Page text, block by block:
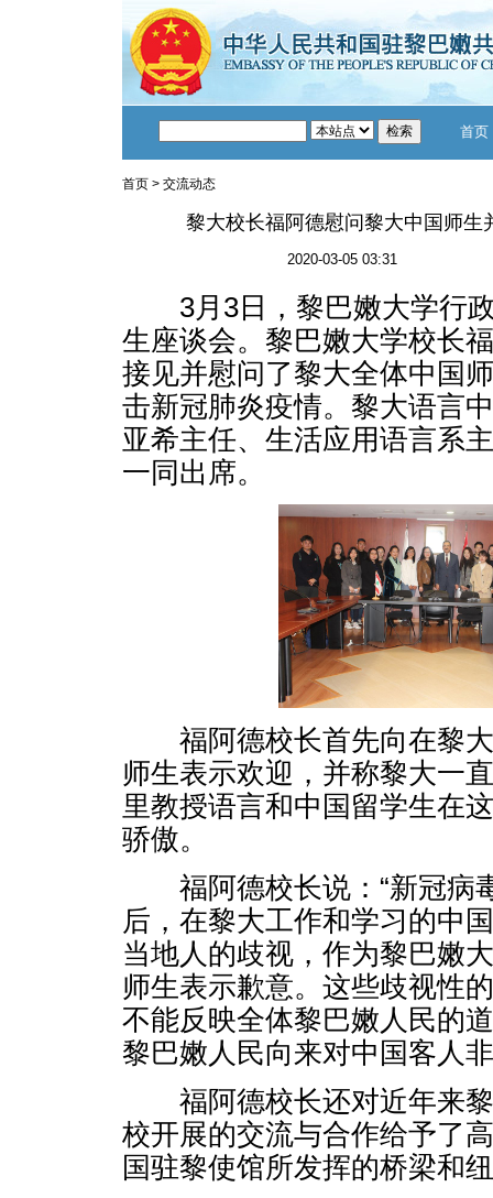
首页
首页 > 交流动态
黎大校长福阿德慰问黎大中国师生
2020-03-05 03:31
3月3日，黎巴嫩大学行政
生座谈会。黎巴嫩大学校长
接见并慰问了黎大全体中国
击新冠肺炎疫情。黎大语言
亚希主任、生活应用语言系
一同出席。
福阿德校长首先向在黎大
师生表示欢迎，并称黎大一
里教授语言和中国留学生在
骄傲。
福阿德校长说：“新冠病
后，在黎大工作和学习的中
当地人的歧视，作为黎巴嫩
师生表示歉意。这些歧视性
不能反映全体黎巴嫩人民的
黎巴嫩人民向来对中国客人
福阿德校长还对近年来黎
校开展的交流与合作给予了
国驻黎使馆所发挥的桥梁和